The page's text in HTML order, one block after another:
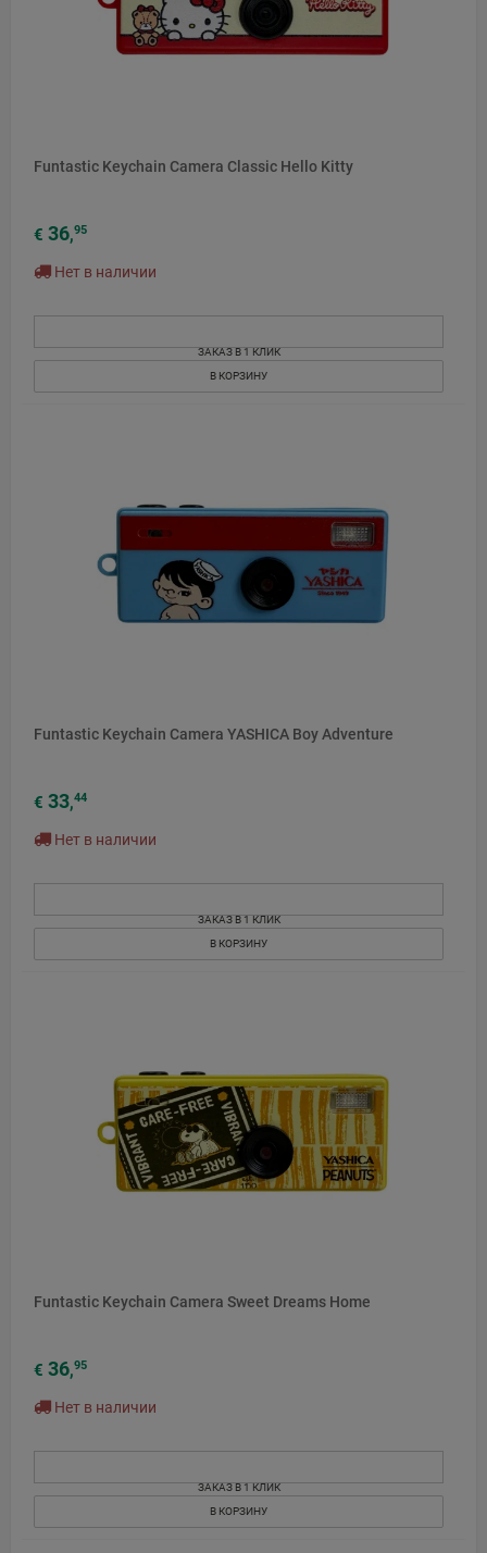
Funtastic Keychain Camera Classic Hello Kitty
€ 36,95
Нет в наличии
ЗАКАЗ В 1 КЛИК
В КОРЗИНУ
Funtastic Keychain Camera YASHICA Boy Adventure
€ 33,44
Нет в наличии
ЗАКАЗ В 1 КЛИК
В КОРЗИНУ
Funtastic Keychain Camera Sweet Dreams Home
€ 36,95
Нет в наличии
ЗАКАЗ В 1 КЛИК
В КОРЗИНУ